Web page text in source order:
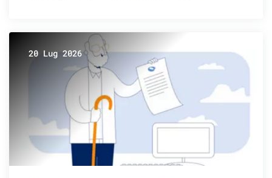
20 Lug 2026